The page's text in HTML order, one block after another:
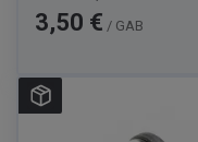
Cena
3,50 € / GAB